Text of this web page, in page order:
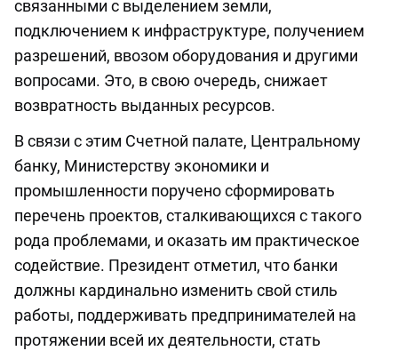
связанными с выделением земли,
подключением к инфраструктуре, получением
разрешений, ввозом оборудования и другими
вопросами. Это, в свою очередь, снижает
возвратность выданных ресурсов.
В связи с этим Счетной палате, Центральному
банку, Министерству экономики и
промышленности поручено сформировать
перечень проектов, сталкивающихся с такого
рода проблемами, и оказать им практическое
содействие. Президент отметил, что банки
должны кардинально изменить свой стиль
работы, поддерживать предпринимателей на
протяжении всей их деятельности, стать